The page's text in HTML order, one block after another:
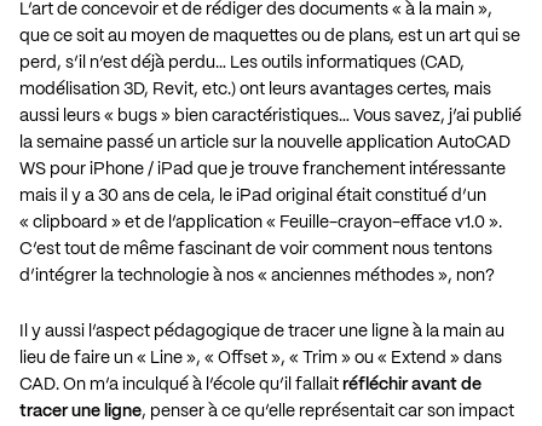
L’art de concevoir et de rédiger des documents « à la main »,
que ce soit au moyen de maquettes ou de plans, est un art qui se
perd, s’il n’est déjà perdu… Les outils informatiques (CAD,
modélisation 3D, Revit, etc.) ont leurs avantages certes, mais
aussi leurs « bugs » bien caractéristiques… Vous savez, j’ai publié
la semaine passé un article sur la nouvelle application AutoCAD
WS pour iPhone / iPad que je trouve franchement intéressante
mais il y a 30 ans de cela, le iPad original était constitué d’un
« clipboard » et de l’application « Feuille-crayon-efface v1.0 ».
C’est tout de même fascinant de voir comment nous tentons
d’intégrer la technologie à nos « anciennes méthodes », non?
Il y aussi l’aspect pédagogique de tracer une ligne à la main au
lieu de faire un « Line », « Offset », « Trim » ou « Extend » dans
CAD. On m’a inculqué à l’école qu’il fallait réfléchir avant de
tracer une ligne, penser à ce qu’elle représentait car son impact